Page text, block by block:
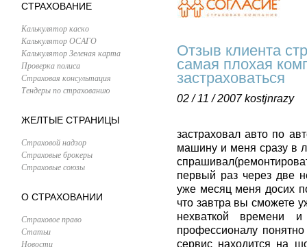
СТРАХОВАНИЕ
Калькулятор каско
Калькулятор ОСАГО
Калькулятор Зеленая карта
Проверка полиса
Страховая консультация
Тендеры по страхованию
ЖЕЛТЫЕ СТРАНИЦЫ
Страховой надзор
Страховые брокеры
Страховые союзы
О СТРАХОВАНИИ
Страховое право
Статьи
Новости
Отзыв клиента
самая плохая
застраховаться
02 / 11 / 2007kostjnrazy
застраховал авто по
машину и меня сразу в
первый раз через две
уже месяц меня досих
что завтра вы сможете
нехваткой времени
профессионалу
сервис находится на